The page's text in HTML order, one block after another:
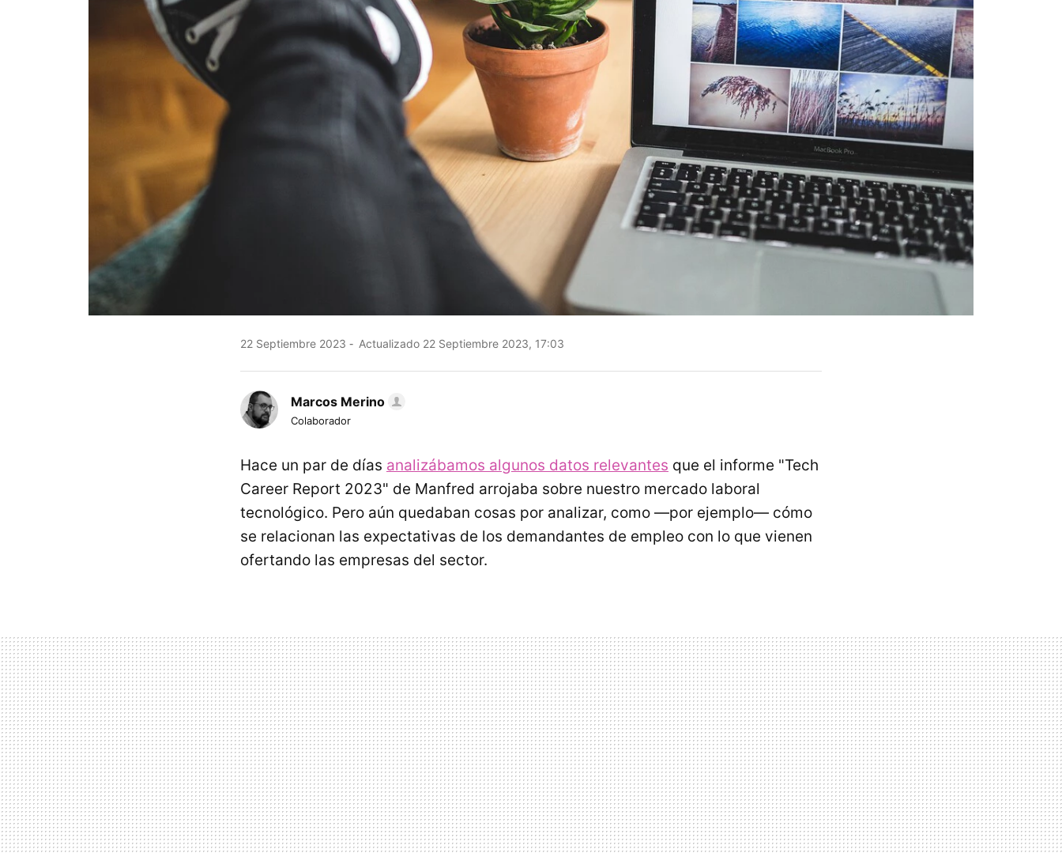
22 Septiembre 2023 Actualizado 22 Septiembre 2023, 17:03
Marcos Merino
Colaborador
Hace un par de días analizábamos algunos datos relevantes que el informe "Tech
Career Report 2023" de Manfred arrojaba sobre nuestro mercado laboral
tecnológico. Pero aún quedaban cosas por analizar, como —por ejemplo— cómo
se relacionan las expectativas de los demandantes de empleo con lo que vienen
ofertando las empresas del sector.